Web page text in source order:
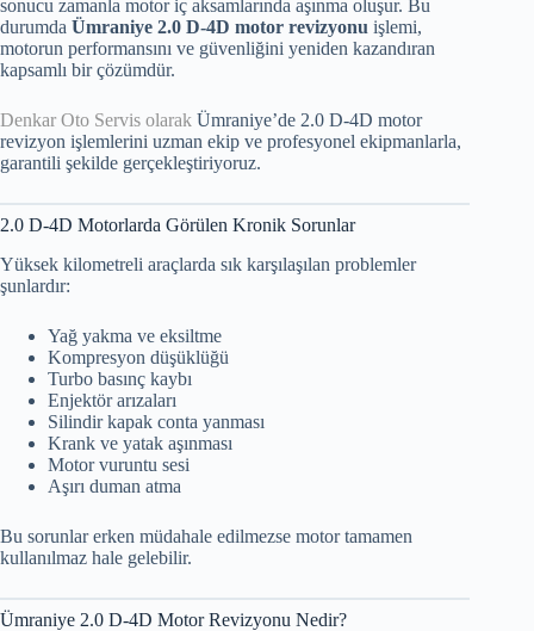
sonucu zamanla motor iç aksamlarında aşınma oluşur. Bu
durumda Ümraniye 2.0 D-4D motor revizyonu işlemi,
motorun performansını ve güvenliğini yeniden kazandıran
kapsamlı bir çözümdür.
Denkar Oto Servis olarak Ümraniye’de 2.0 D-4D motor
revizyon işlemlerini uzman ekip ve profesyonel ekipmanlarla,
garantili şekilde gerçekleştiriyoruz.
2.0 D-4D Motorlarda Görülen Kronik Sorunlar
Yüksek kilometreli araçlarda sık karşılaşılan problemler
şunlardır:
Yağ yakma ve eksiltme
Kompresyon düşüklüğü
Turbo basınç kaybı
Enjektör arızaları
Silindir kapak conta yanması
Krank ve yatak aşınması
Motor vuruntu sesi
Aşırı duman atma
Bu sorunlar erken müdahale edilmezse motor tamamen
kullanılmaz hale gelebilir.
Ümraniye 2.0 D-4D Motor Revizyonu Nedir?